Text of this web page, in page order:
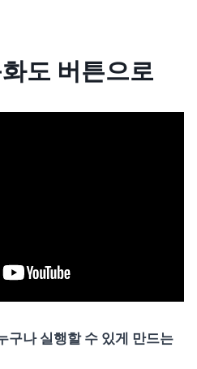
도 버튼으로
구나 실행할 수 있게 만드는